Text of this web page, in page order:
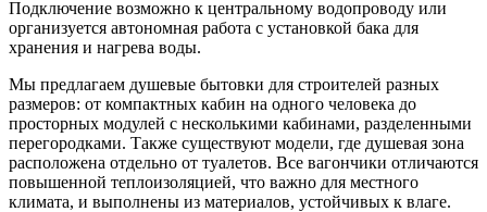
Подключение возможно к центральному водопроводу или
организуется автономная работа с установкой бака для
хранения и нагрева воды.
Мы предлагаем душевые бытовки для строителей разных
размеров: от компактных кабин на одного человека до
просторных модулей с несколькими кабинами, разделенными
перегородками. Также существуют модели, где душевая зона
расположена отдельно от туалетов. Все вагончики отличаются
повышенной теплоизоляцией, что важно для местного
климата, и выполнены из материалов, устойчивых к влаге.